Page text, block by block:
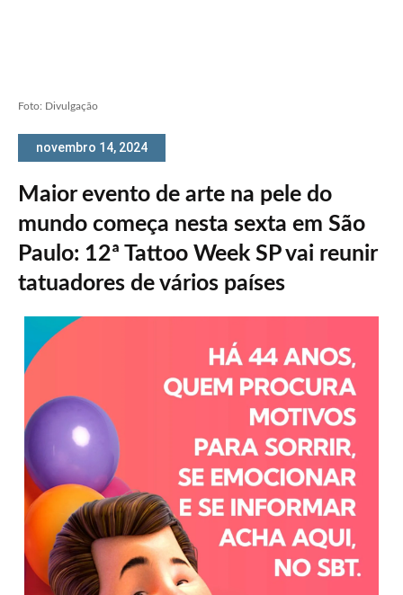
Foto: Divulgação
novembro 14, 2024
Maior evento de arte na pele do
mundo começa nesta sexta em São
Paulo: 12ª Tattoo Week SP vai reunir
tatuadores de vários países